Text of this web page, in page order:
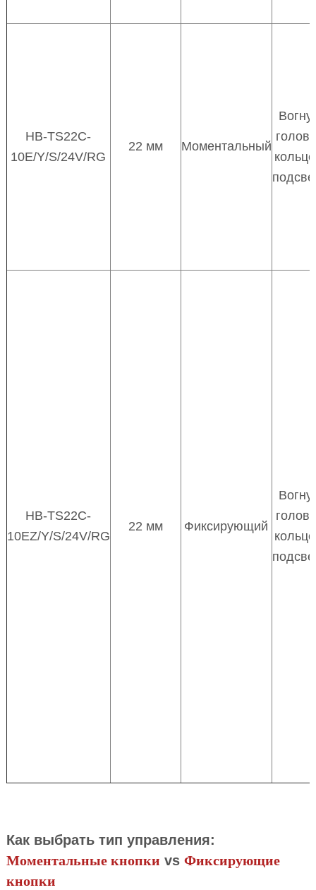
HB-TS22C-
10E/Y/S/24V/RG
22 мм Моментальный
HB-TS22C-
10EZ/Y/S/24V/RG
22 мм Фиксирующий
Как выбрать тип управления:
Моментальные кнопки vs Фиксирующие
кнопки